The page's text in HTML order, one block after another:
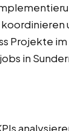
Projekte
in